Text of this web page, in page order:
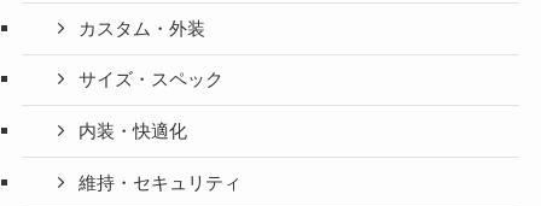
カスタム・外装
サイズ・スペック
内装・快適化
維持・セキュリティ